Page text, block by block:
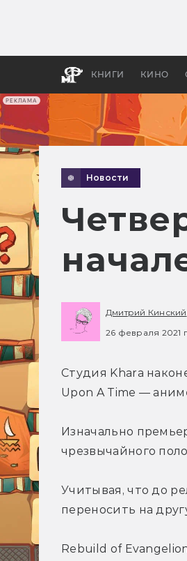
РЕКЛАМА
КНИГИ КИНО
Новости
Дмитрий Кинский
26 февраля 2021 г.
Студия Khara
Upon A Time —
Изначально
чрезвычайного
Учитывая, что до
переносить на
Rebuild of